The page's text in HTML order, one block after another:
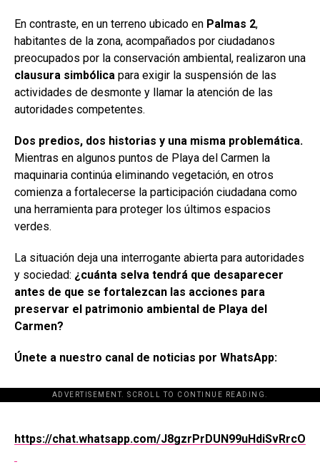
En contraste, en un terreno ubicado en Palmas 2,
habitantes de la zona, acompañados por ciudadanos
preocupados por la conservación ambiental, realizaron una
clausura simbólica para exigir la suspensión de las
actividades de desmonte y llamar la atención de las
autoridades competentes.
Dos predios, dos historias y una misma problemática.
Mientras en algunos puntos de Playa del Carmen la
maquinaria continúa eliminando vegetación, en otros
comienza a fortalecerse la participación ciudadana como
una herramienta para proteger los últimos espacios
verdes.
La situación deja una interrogante abierta para autoridades
y sociedad: ¿cuánta selva tendrá que desaparecer
antes de que se fortalezcan las acciones para
preservar el patrimonio ambiental de Playa del
Carmen?
Únete a nuestro canal de noticias por WhatsApp:
ADVERTISEMENT. SCROLL TO CONTINUE READING.
[adsforwp id="243463"]
https://chat.whatsapp.com/J8gzrPrDUN99uHdiSvRrcO